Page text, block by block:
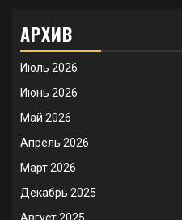
АРХИВ
Июль 2026
Июнь 2026
Май 2026
Апрель 2026
Март 2026
Декабрь 2025